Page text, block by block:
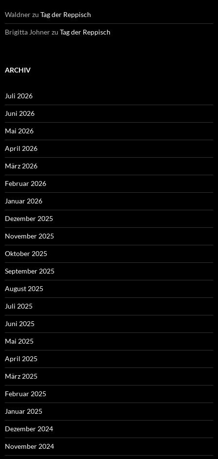
Waldnerzu Tag der Reppisch
Brigitta Johnerzu Tag der Reppisch
ARCHIV
Juli 2026
Juni 2026
Mai 2026
April 2026
März 2026
Februar 2026
Januar 2026
Dezember 2025
November 2025
Oktober 2025
September 2025
August 2025
Juli 2025
Juni 2025
Mai 2025
April 2025
März 2025
Februar 2025
Januar 2025
Dezember 2024
November 2024